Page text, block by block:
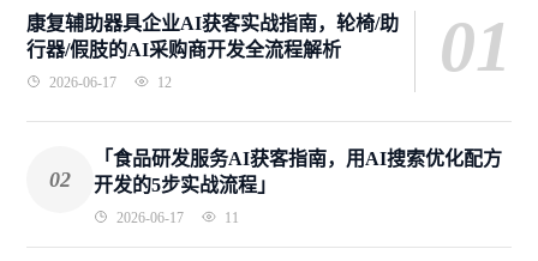
康复辅助器具企业AI获客实战指南，轮椅/助
行器/假肢的AI采购商开发全流程解析
2026-06-17 12 01
02
「食品研发服务AI获客指南，用AI搜索优化配方
开发的5步实战流程」
2026-06-17 11